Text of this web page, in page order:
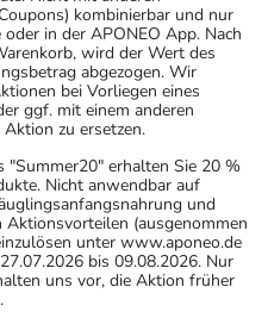
kombinierbar und nur
in der APONEO App. Nach
wird der Wert des
abgezogen. Wir
bei Vorliegen eines
ggf. mit einem anderen
zu ersetzen.
"Summer20" erhalten Sie 20 %
Nicht anwendbar auf
und
(ausgenommen
unter www.aponeo.de
bis 09.08.2026. Nur
uns vor, die Aktion früher